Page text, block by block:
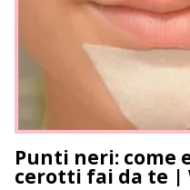
Punti neri: come
cerotti fai da te |